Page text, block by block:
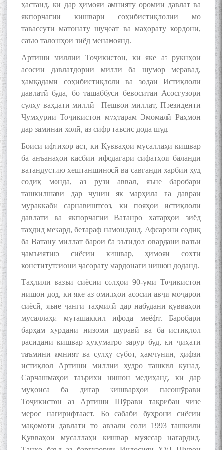
ҳастанд, ки дар ҳимояи амнияту оромии давлат ва
якпорчагии кишвари соҳибистиқлолии мо
тавассути матонату шуҷоат ва маҳорату кордонӣ,
саъю талошҳои зиёд менамоянд.
Артиши миллии Тоҷикистон, ки яке аз рукнҳои
асосии давлатдории миллӣ ба шумор меравад,
ҳамқадами соҳибистиқлолӣ ва зодаи Истиқлоли
давлатӣ буда, бо ташаббуси бевоситаи Асосгузори
сулҳу ваҳдати миллӣ –Пешвои миллат, Президенти
Ҷумҳурии Тоҷикистон муҳтарам Эмомалӣ Раҳмон
дар заминаи холӣ, аз сифр таъсис дода шуд.
Боиси ифтихор аст, ки Қувваҳои мусаллаҳи кишвар
ба анъанаҳои касбии ифодагари сифатҳои баланди
ватандӯстию хештаншиносӣ ва савганди ҳарбии худ
содиқ монда, аз рӯзи аввал, яъне баробари
ташкилшавӣ дар чунин як марҳила ва давраи
мураккаби сарнавиштсоз, ки пояҳои истиқлоли
давлатӣ ва якпорчагии Ватанро хатарҳои зиёд
таҳдид мекард, бетараф намонданд. Афсарони содиқ
ба Ватану миллат барои ба эътидол овардани вазъи
ҷамъиятию сиёсии кишвар, ҳимояи сохти
конститутсионӣ ҷасорату мардонагӣ нишон доданд.
Таҳлили вазъи сиёсии солҳои 90-уми Тоҷикистон
нишон дод, ки яке аз омилҳои асосии авҷи моҷарои
сиёсӣ, яъне ҷанги таҳмилӣ дар набудани қувваҳои
мусаллаҳи муташаккил ифода меёфт. Баробари
барҳам хӯрдани низоми шӯравӣ ва ба истиқлол
расидани кишвар ҳукуматро зарур буд, ки ҷиҳати
таъмини амният ва сулҳу субот, ҳамчунин, ҳифзи
истиқлол Артиши миллии худро ташкил кунад.
Сарчашмаҳои таърихӣ нишон медиҳанд, ки дар
муқоиса ба дигар кишварҳои пасошӯравӣ
Тоҷикистон аз Артиши Шӯравӣ тақрибан чизе
мерос нагирифтааст. Бо сабаби буҳрони сиёсии
мақомоти давлатӣ то аввали соли 1993 ташкили
Қувваҳои мусаллаҳи кишвар муяссар нагардид.